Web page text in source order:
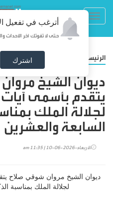
أترغب في تفعيل
حتى لا تفوتك آخر الأحداث
اشترك الرئيسية
ديوان الشيخ
يتقدم بأسمى آيات
لجلالة الملك
السابعة والعشرين
الأربعاء-2026-06-10 | 11:35 am